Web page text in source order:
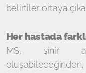
belirtiler ortaya
Her hastada
MS, sinir